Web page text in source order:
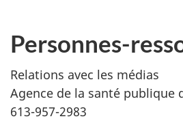
Personnes-
Relations avec les médias
Agence de la santé publique
613-957-2983